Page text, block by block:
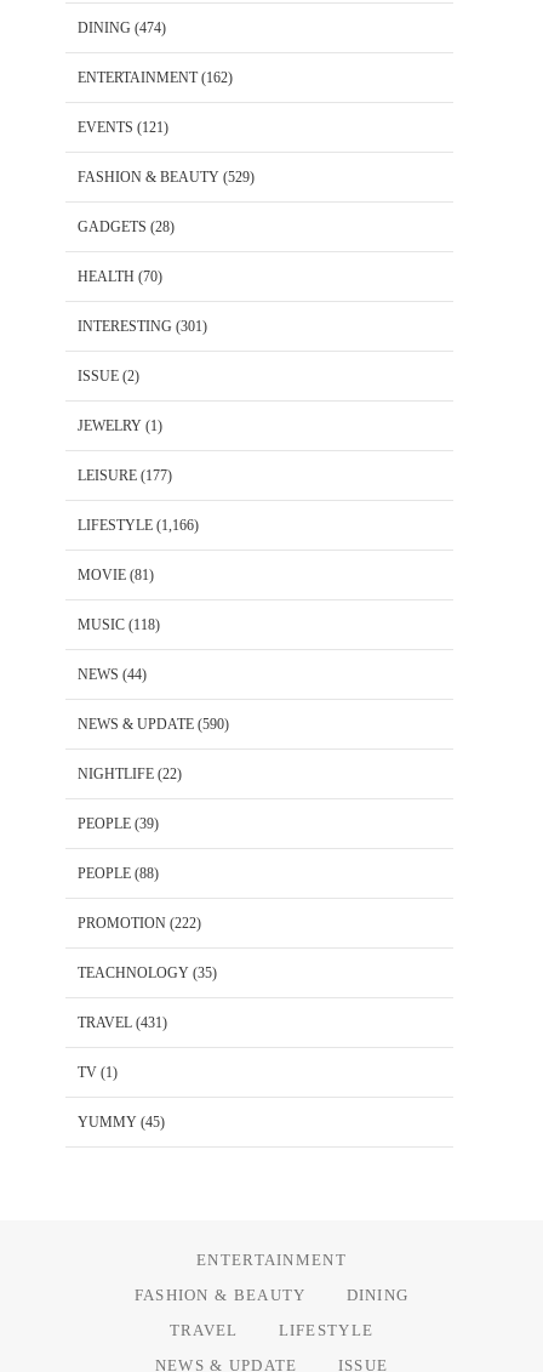
DINING (474)
ENTERTAINMENT(162)
EVENTS (121)
FASHION & BEAUTY (529)
GADGETS (28)
HEALTH (70)
INTERESTING (301)
ISSUE (2)
JEWELRY (1)
LEISURE (177)
LIFESTYLE (1,166)
MOVIE (81)
MUSIC (118)
NEWS (44)
NEWS & UPDATE (590)
NIGHTLIFE (22)
PEOPLE (39)
PEOPLE (88)
PROMOTION (222)
TEACHNOLOGY (35)
TRAVEL (431)
TV (1)
YUMMY (45)
ENTERTAINMENT
FASHION & BEAUTY
DINING
TRAVEL
LIFESTYLE
NEWS & UPDATE
ISSUE